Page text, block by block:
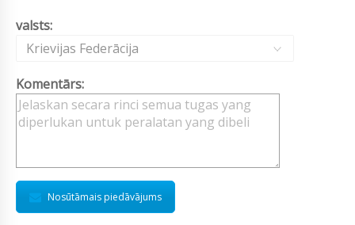
valsts:
Krievijas Federācija
Komentārs:
Nosūtāmais piedāvājums